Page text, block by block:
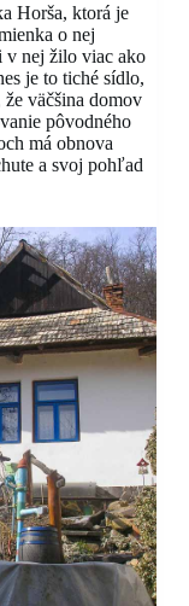
Horša, ktorá je
o nej
v nej žilo viac ako
je to tiché sídlo,
väčšina domov
pôvodného
má obnova
a svoj pohľad